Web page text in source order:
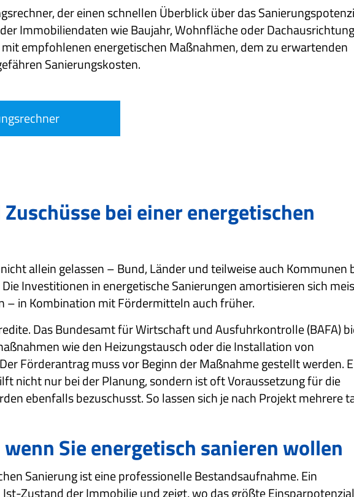
der einen schnellen Überblick über das
Immobiliendaten wie Baujahr, Wohnfläche oder Dachausrichtung
empfohlenen energetischen Maßnahmen, dem zu erwartenden
Sanierungskosten.
bei einer energetischen
allein gelassen – Bund, Länder und teilweise auch Kommunen
Investitionen in energetische Sanierungen amortisieren sich
– in Kombination mit Fördermitteln auch früher.
Das Bundesamt für Wirtschaft und Ausfuhrkontrolle (BAFA)
wie den Heizungstausch oder die Installation von
Förderantrag muss vor Beginn der Maßnahme gestellt werden.
nicht nur bei der Planung, sondern ist oft Voraussetzung für die
ebenfalls bezuschusst. So lassen sich je nach Projekt mehrere
wenn Sie energetisch sanieren wollen
Sanierung ist eine professionelle Bestandsaufnahme. Ein